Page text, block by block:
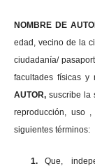
NOMBRE DE
edad, vecino
ciudadanía/
facultades físicas y
AUTOR,suscribe la
reproducción, uso
siguientes términos:
1.
Que,